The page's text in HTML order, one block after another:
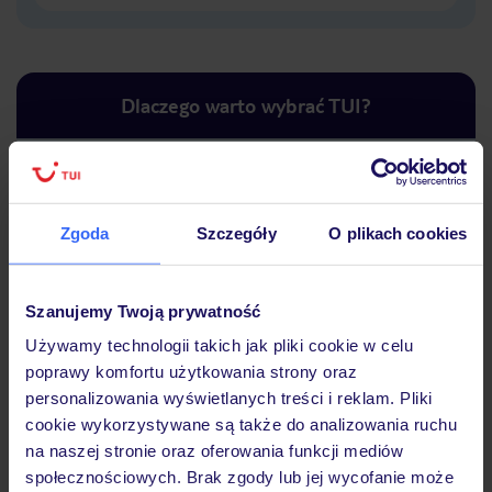
Zgoda Szczegóły O plikach cookies
Szanujemy Twoją prywatność
Używamy technologii takich jak pliki cookie w celu
poprawy komfortu użytkowania strony oraz
personalizowania wyświetlanych treści i reklam. Pliki
cookie wykorzystywane są także do analizowania ruchu
na naszej stronie oraz oferowania funkcji mediów
społecznościowych. Brak zgody lub jej wycofanie może
Dlaczego warto wybrać TUI?
Lider niskich cen
Największe biuro
podróży w Polsce
30 lat w
Hotel
Opinie